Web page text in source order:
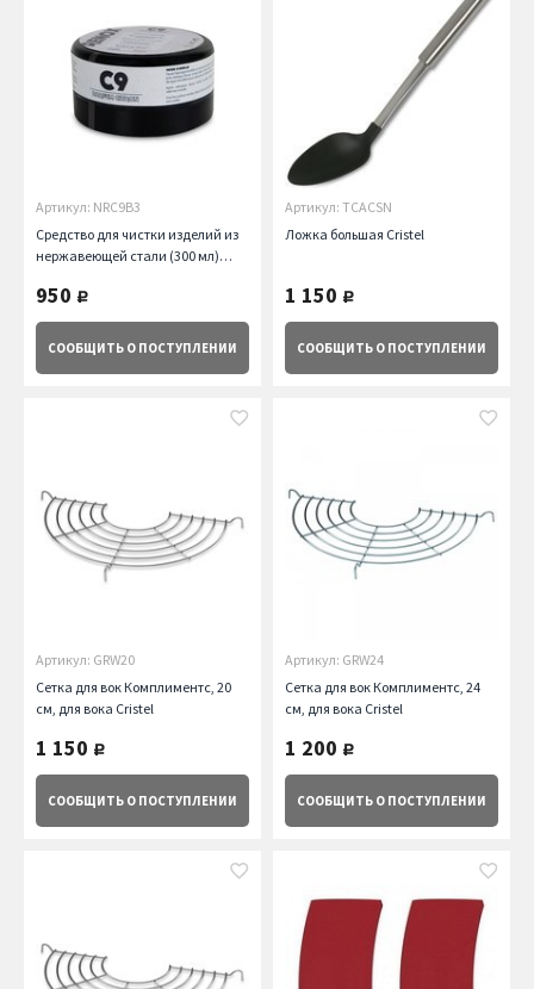
Артикул: NRC9B3
Средство для чистки изделий из
нержавеющей стали (300 мл)
950 руб.
СООБЩИТЬ О ПОСТУПЛЕНИИ
Артикул: TCACSN
Ложка большая Cristel
1 150 руб.
СООБЩИТЬ О ПОСТУПЛЕНИИ
Артикул: GRW20
Сетка для вок Комплиментс, 20
см, для вока Cristel
1 150 руб.
СООБЩИТЬ О ПОСТУПЛЕНИИ
Артикул: GRW24
Сетка для вок Комплиментс, 24
см, для вока Cristel
1 200 руб.
СООБЩИТЬ О ПОСТУПЛЕНИИ